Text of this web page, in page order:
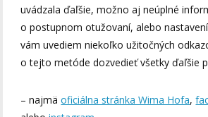
uvádzala ďaľšie, možno aj neúplné
o postupnom otužovaní, alebo
vám uvediem niekoľko užitočných
o tejto metóde dozvedieť všetky ďaľšie
– najmäoficiálna stránka Wima Hofa,